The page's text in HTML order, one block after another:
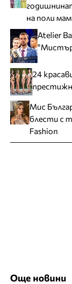
на поли
Atelier
"Мистър
24
Мис
блести с
Fashion
Още новини